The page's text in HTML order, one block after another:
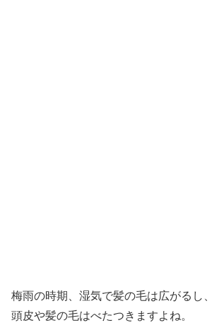
梅雨の時期、湿気で髪の毛は広がるし
頭皮や髪の毛はべたつきますよね。